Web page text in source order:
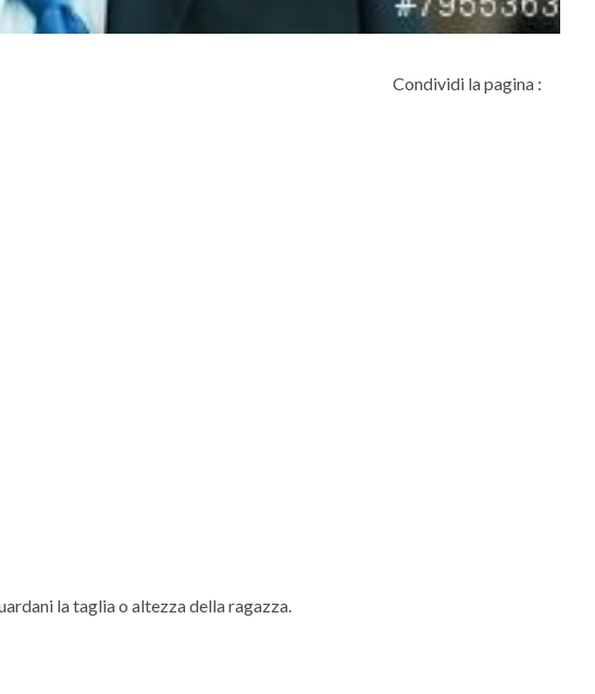
Condividi la pagina :
la taglia o altezza della ragazza.